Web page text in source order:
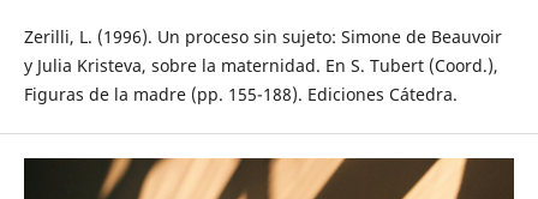
Zerilli, L. (1996). Un proceso sin sujeto: Simone de Beauvoir
y Julia Kristeva, sobre la maternidad. En S. Tubert (Coord.),
Figuras de la madre (pp. 155-188). Ediciones Cátedra.